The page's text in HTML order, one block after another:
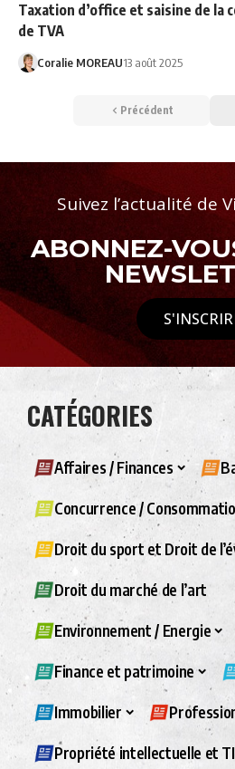
Taxation d’office et saisine de la
de TVA
Coralie MOREAU13 août 2025
Précédent
Suivez l’actualité de
ABONNEZ-
CATÉGORIES
Affaires / Finances
Concurrence /
Droit du sport et Droit de
Droit du marché de l’art
Environnement / Energie
Finance et patrimoine
Immobilier
Propriété intellectuelle et